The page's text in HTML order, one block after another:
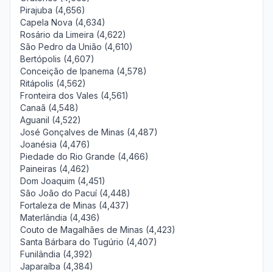
Pirajuba (4,656)
Capela Nova (4,634)
Rosário da Limeira (4,622)
São Pedro da União (4,610)
Bertópolis (4,607)
Conceição de Ipanema (4,578)
Ritápolis (4,562)
Fronteira dos Vales (4,561)
Canaã (4,548)
Aguanil (4,522)
José Gonçalves de Minas (4,487)
Joanésia (4,476)
Piedade do Rio Grande (4,466)
Paineiras (4,462)
Dom Joaquim (4,451)
São João do Pacuí (4,448)
Fortaleza de Minas (4,437)
Materlândia (4,436)
Couto de Magalhães de Minas (4,423)
Santa Bárbara do Tugúrio (4,407)
Funilândia (4,392)
Japaraíba (4,384)